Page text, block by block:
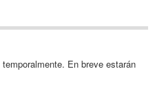
En breve estarán